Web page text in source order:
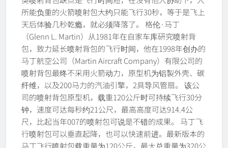
所能负重的火箭喷射包大约只能飞行30秒，等于是飞上
天后体验几秒乾瘾，就必须降落了。 格伦·马丁
（Glenn L. Martin）从1981年在自家车库研究喷射背
包，致力延长喷射背包的飞行时间，他在1998年创办的
马丁航空公司（Martin Aircraft Company）有限公司的
喷射背包最终不采用火箭动力，原型机为铝製外壳、碳
纤维，以及200马力的汽油引擎，2具导风管扇。 该公
司的喷射背包原型机，载重120公斤时可持续飞行30分
钟，速度可达每秒约21公尺，最高高度可达914.4公
尺，比起当年007的喷射包可说是不错的成果。 马丁飞
行喷射包可以垂直起降，也可以快速前进。最新版本的
马丁飞行喷射包载重量为120公斤，最大总重量为320公